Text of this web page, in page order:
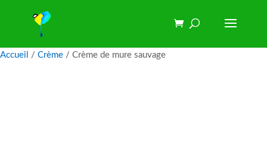
Accueil / Crème / Crème de mure sauvage